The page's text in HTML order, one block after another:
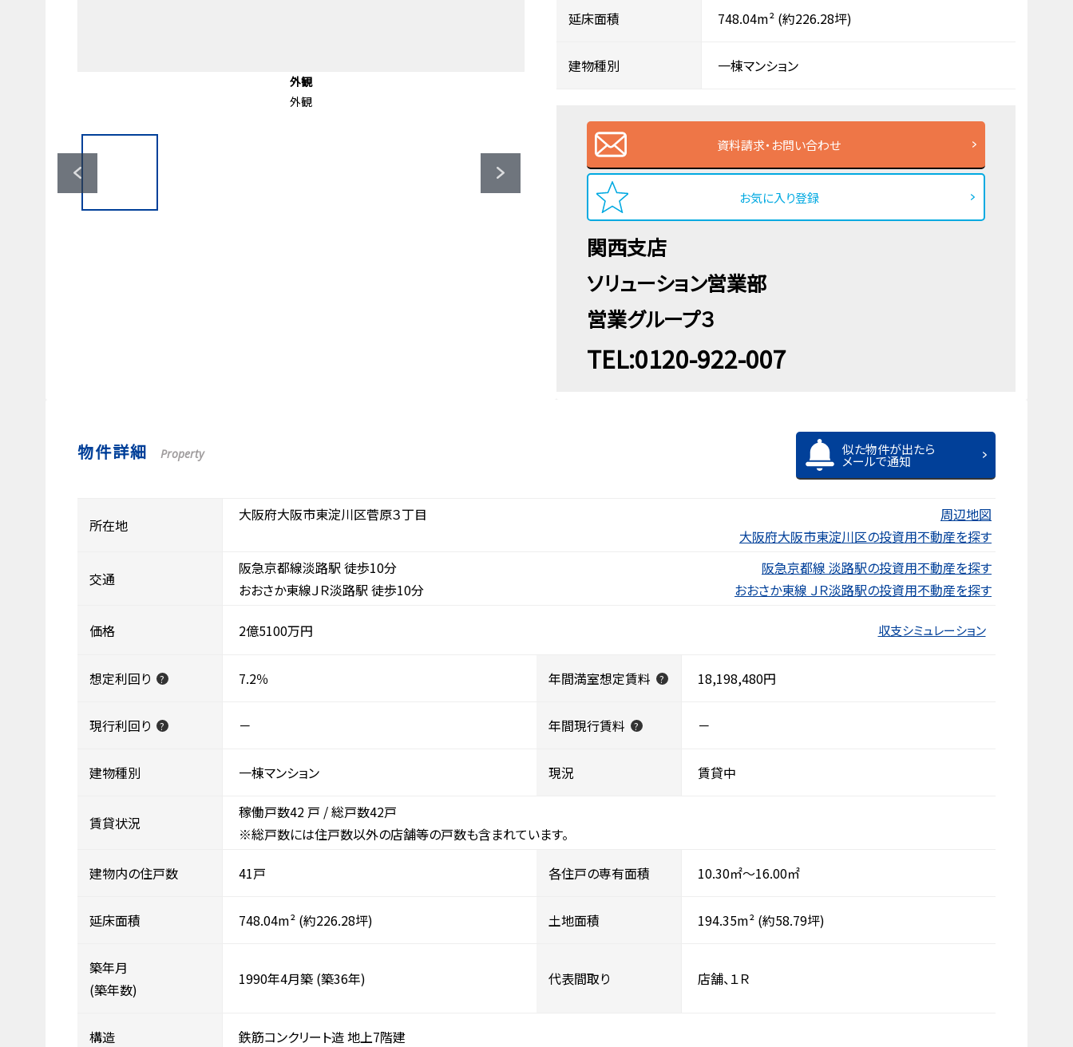
外観
外観
外観
外観
外観
外観
エントランス
エントランス
エントランス
エントランス
エントランス
エントランス
前面道路含む外観
前面道路
前面道路含む外観
前面道路
延床面積 748.04m² (約226.28坪)
建物種別 一棟マンション
資料請求・お問い合わせ
お気に入り登録
関西支店
ソリューション営業部
営業グループ３
TEL:0120-922-007
物件詳細 Property 似た物件が出たら
メールで通知
所在地
大阪府大阪市東淀川区菅原３丁目
周辺地図
大阪府大阪市東淀川区の投資用不動産を探す
交通
阪急京都線淡路駅 徒歩10分
阪急京都線 淡路駅の投資用不動産を探す
おおさか東線ＪＲ淡路駅 徒歩10分
おおさか東線 ＪＲ淡路駅の投資用不動産を探す
価格 2億5100万円 収支シミュレーション
想定利回り ? 7.2％ 年間満室想定賃料 ? 18,198,480円
現行利回り ? － 年間現行賃料 ? －
建物種別 一棟マンション 現況 賃貸中
賃貸状況
稼働戸数42 戸 / 総戸数42戸
※総戸数には住戸数以外の店舗等の戸数も含まれています。
建物内の住戸数 41戸 各住戸の専有面積 10.30㎡～16.00㎡
延床面積 748.04m² (約226.28坪) 土地面積 194.35m² (約58.79坪)
築年月
(築年数)
1990年4月築 (築36年) 代表間取り 店舗、１Ｒ
構造 鉄筋コンクリート造地上7階建